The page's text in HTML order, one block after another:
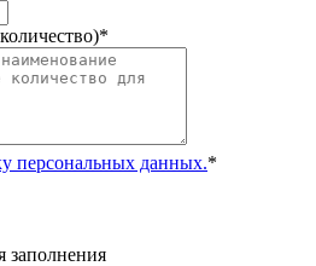
*
персональных данных.*
заполнения